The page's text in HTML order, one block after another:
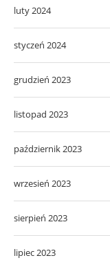
luty 2024
styczeń 2024
grudzień 2023
listopad 2023
październik 2023
wrzesień 2023
sierpień 2023
lipiec 2023